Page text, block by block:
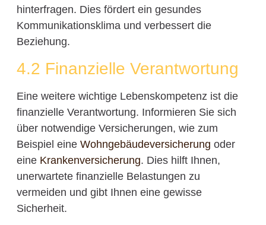
hinterfragen. Dies fördert ein gesundes
Kommunikationsklima und verbessert die
Beziehung.
4.2 Finanzielle Verantwortung
Eine weitere wichtige Lebenskompetenz ist die
finanzielle Verantwortung. Informieren Sie sich
über notwendige Versicherungen, wie zum
Beispiel eine Wohngebäudeversicherung oder
eine Krankenversicherung. Dies hilft Ihnen,
unerwartete finanzielle Belastungen zu
vermeiden und gibt Ihnen eine gewisse
Sicherheit.